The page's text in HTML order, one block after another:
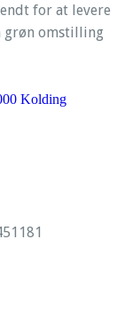
for at levere
grøn omstilling
Kolding